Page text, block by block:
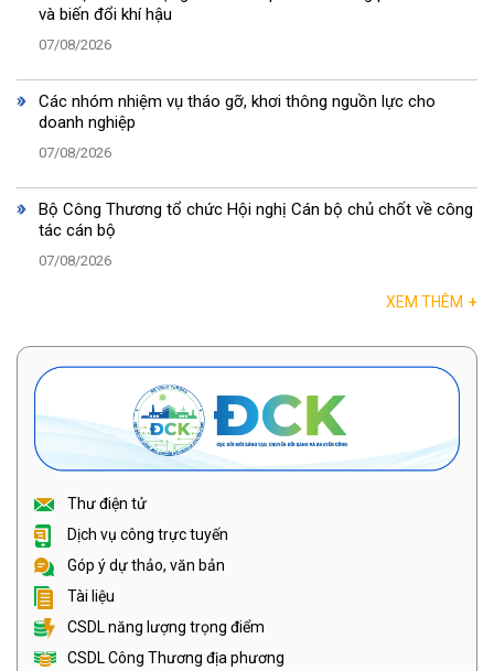
và biến đổi khí hậu
07/08/2026
Các nhóm nhiệm vụ tháo gỡ, khơi thông nguồn lực cho
doanh nghiệp
07/08/2026
Bộ Công Thương tổ chức Hội nghị Cán bộ chủ chốt về công
tác cán bộ
07/08/2026
XEM THÊM +
Thư điện tử
Dịch vụ công trực tuyến
Góp ý dự thảo, văn bản
Tài liệu
CSDL năng lượng trọng điểm
CSDL Công Thương địa phương